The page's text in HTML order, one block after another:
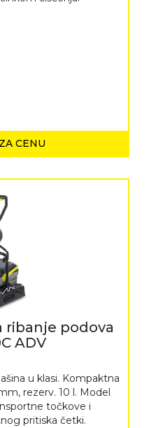
CENU
ribanje podova
ADV
u klasi. Kompaktna
rezerv. 10 l. Model
točkove i
pritiska četki.